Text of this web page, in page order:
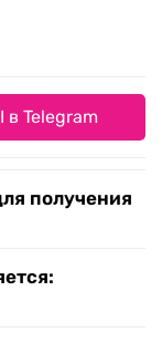
в Telegram
получения